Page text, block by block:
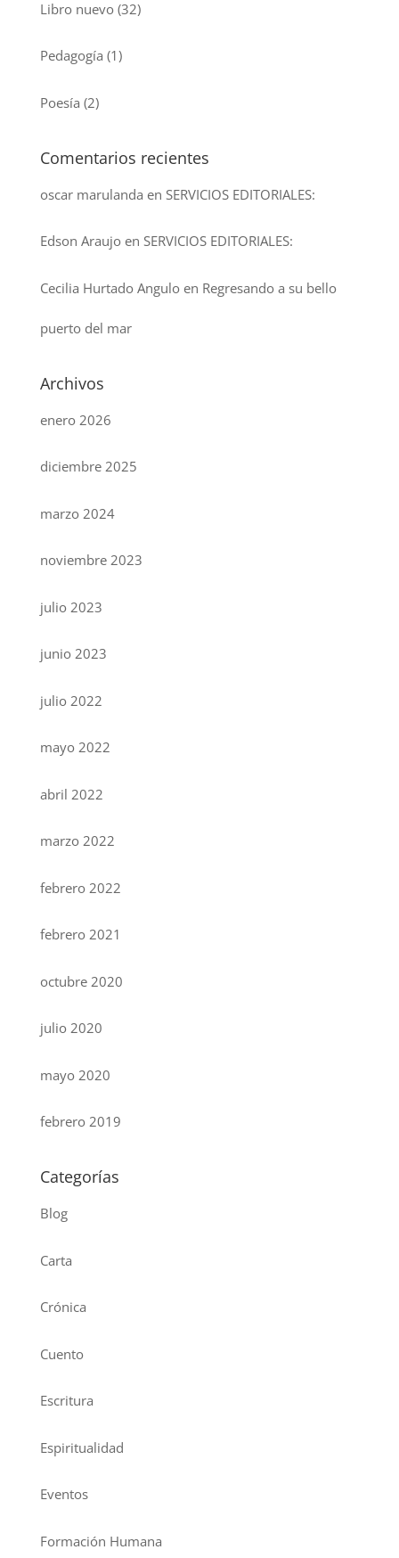
Libro nuevo(32)
Pedagogía (1)
Poesía (2)
Comentarios recientes
oscar marulanda en SERVICIOS EDITORIALES:
Edson Araujoen SERVICIOS EDITORIALES:
Cecilia Hurtado Anguloen Regresando a su bello
puerto del mar
Archivos
enero 2026
diciembre 2025
marzo 2024
noviembre 2023
julio 2023
junio 2023
julio 2022
mayo 2022
abril 2022
marzo 2022
febrero 2022
febrero 2021
octubre 2020
julio 2020
mayo 2020
febrero 2019
Categorías
Blog
Carta
Crónica
Cuento
Escritura
Espiritualidad
Eventos
Formación Humana